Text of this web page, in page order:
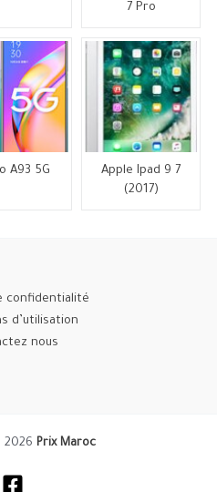
7 Pro
A93 5G
Apple Ipad 9 7
(2017)
confidentialité
d’utilisation
nous
2026 Prix Maroc